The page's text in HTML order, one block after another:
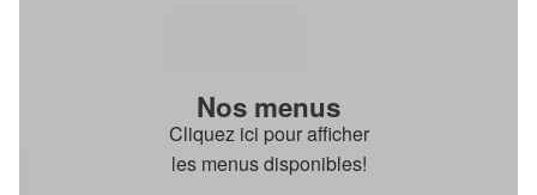
Nos menus
Cliquez ici pour afficher
les menus disponibles!